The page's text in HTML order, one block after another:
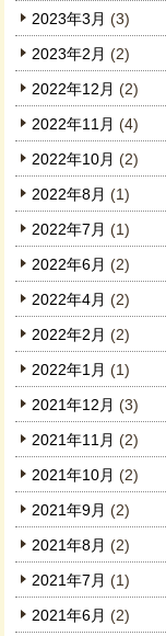
2023年3月 (3)
2023年2月 (2)
2022年12月 (2)
2022年11月 (4)
2022年10月 (2)
2022年8月 (1)
2022年7月 (1)
2022年6月 (2)
2022年4月 (2)
2022年2月 (2)
2022年1月 (1)
2021年12月 (3)
2021年11月 (2)
2021年10月 (2)
2021年9月 (2)
2021年8月 (2)
2021年7月 (1)
2021年6月 (2)